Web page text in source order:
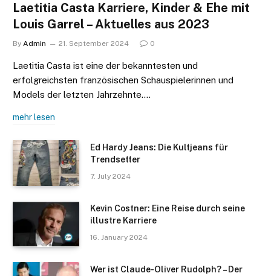
Laetitia Casta Karriere, Kinder & Ehe mit
Louis Garrel – Aktuelles aus 2023
By Admin 21. September 2024 0
Laetitia Casta ist eine der bekanntesten und
erfolgreichsten französischen Schauspielerinnen und
Models der letzten Jahrzehnte.…
mehr lesen
Ed Hardy Jeans: Die Kultjeans für
Trendsetter
7. July 2024
Kevin Costner: Eine Reise durch seine
illustre Karriere
16. January 2024
Wer ist Claude-Oliver Rudolph? – Der